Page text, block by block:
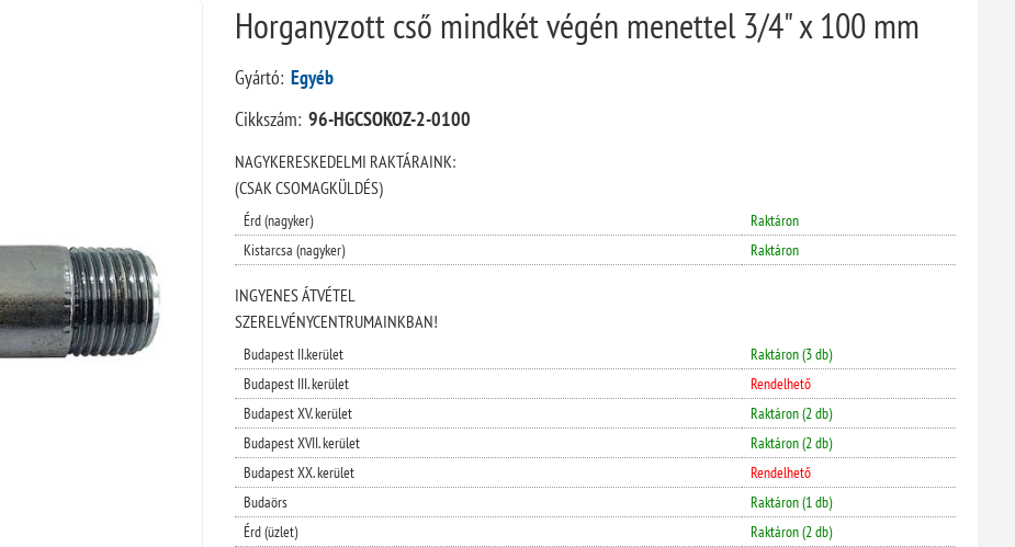
Horganyzott cső mindkét végén menettel 3/4" x 100 mm
Gyártó: Egyéb
Cikkszám: 96-HGCSOKOZ-2-0100
NAGYKERESKEDELMI RAKTÁRAINK:
(CSAK CSOMAGKÜLDÉS)
Érd (nagyker)
Raktáron
Kistarcsa (nagyker)
Raktáron
INGYENES ÁTVÉTEL
SZERELVÉNYCENTRUMAINKBAN!
Budapest II.kerület
Raktáron (3 db)
Budapest III. kerület
Rendelhető
Budapest XV. kerület
Raktáron (2 db)
Budapest XVII. kerület
Raktáron (2 db)
Budapest XX. kerület
Rendelhető
Budaörs
Raktáron (1 db)
Érd (üzlet)
Raktáron (2 db)